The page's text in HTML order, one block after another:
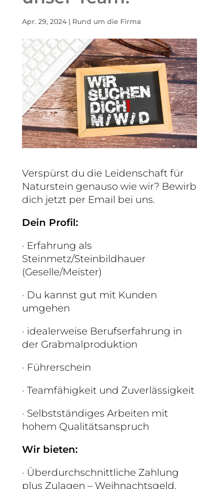
Apr. 29, 2024| Rund um die Firma
Verspürst du die Leidenschaft für
Naturstein genauso wie wir? Bewirb
dich jetzt per Email bei uns.
Dein Profil:
· Erfahrung als
Steinmetz/Steinbildhauer
(Geselle/Meister)
· Du kannst gut mit Kunden
umgehen
· idealerweise Berufserfahrung in
der Grabmalproduktion
· Führerschein
· Teamfähigkeit und Zuverlässigkeit
· Selbstständiges Arbeiten mit
hohem Qualitätsanspruch
Wir bieten:
· Überdurchschnittliche Zahlung
plus Zulagen – Weihnachtsgeld,